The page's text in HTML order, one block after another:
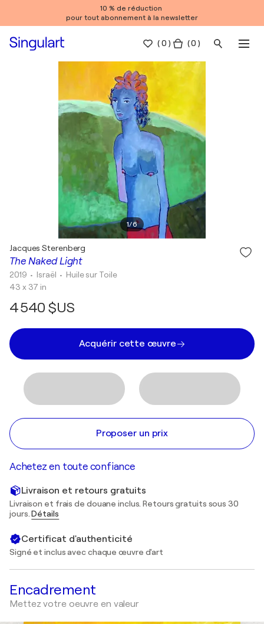
10 % de réduction
pour tout abonnement à la newsletter
(0 ) ( 0 )
1/6
The Naked Light
Jacques Sterenberg
2019 • Israël • Huile sur Toile
43 x 37 in
4 540 $US
Acquérir cette œuvre
Proposer un prix
Achetez en toute confiance
Livraison et retours gratuits
Livraison et frais de douane inclus. Retours gratuits sous 30
jours.Détails
Certificat d'authenticité
Signé et inclus avec chaque œuvre d'art
Encadrement
Mettez votre oeuvre en valeur